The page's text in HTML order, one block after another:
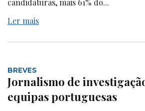
candidaturas, mais 61% do...
Ler mais
BREVES
Jornalismo de
equipas portuguesas